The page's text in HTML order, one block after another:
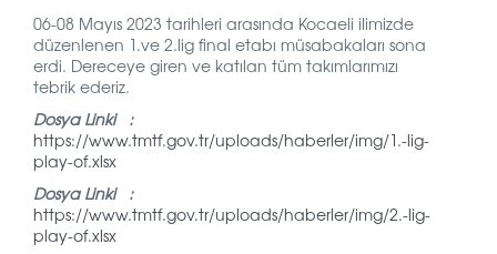
06-08 Mayıs 2023 tarihleri arasında Kocaeli ilimizde
düzenlenen 1.ve 2.lig final etabı müsabakaları sona
erdi. Dereceye giren ve katılan tüm takımlarımızı
tebrik ederiz.
Dosya Linki :
https://www.tmtf.gov.tr/uploads/haberler/img/1.-lig-
play-of.xlsx
Dosya Linki :
https://www.tmtf.gov.tr/uploads/haberler/img/2.-lig-
play-of.xlsx